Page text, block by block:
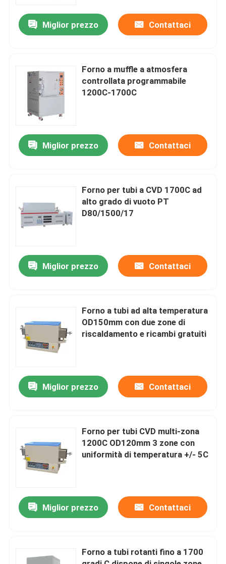
Casa.
Video
Visita alla fabbrica
Controllo della qualità
Chiedi un preventivo
Programtherm
Forno a muffle ad alta temperatura
Miglior prezzo Contattaci
Forno a muffle a atmosfera
controllata programmabile
1200C-1700C
Miglior prezzo Contattaci
Forno per tubi a CVD 1700C ad
alto grado di vuoto PT
D80/1500/17
Miglior prezzo Contattaci
Forno a tubi ad alta temperatura
OD150mm con due zone di
riscaldamento e ricambi gratuiti
Miglior prezzo Contattaci
Forno per tubi CVD multi-zona
1200C OD120mm 3 zone con
uniformità di temperatura +/- 5C
Miglior prezzo Contattaci
Forno a tubi rotanti fino a 1700